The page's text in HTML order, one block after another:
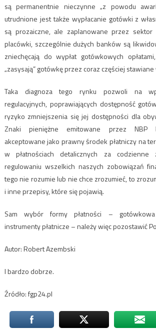
są permanentnie nieczynne „z powodu
utrudnione jest także wypłacanie gotówki z
są prozaiczne, ale zaplanowane przez
placówki, szczególnie dużych banków są
zniechęcają do wypłat gotówkowych
„zasysają” gotówkę przez coraz częściej stawiane
Taka diagnoza tego rynku pozwoli na
regulacyjnych, poprawiających dostępność
ryzyko zmniejszenia się jej dostępności dla
Znaki pieniężne emitowane przez NBP
akceptowane jako prawny środek płatniczy na
w płatnościach detalicznych za
regulowaniu wszelkich naszych zobowiązań
tego nie rozumie lub nie chce zrozumieć, to
i inne przepisy, które się pojawią.
Sam wybór formy płatności –
instrumenty płatnicze – należy więc pozostawić
Autor: Robert Azembski
I bardzo dobrze.
Źródło: fgp24.pl